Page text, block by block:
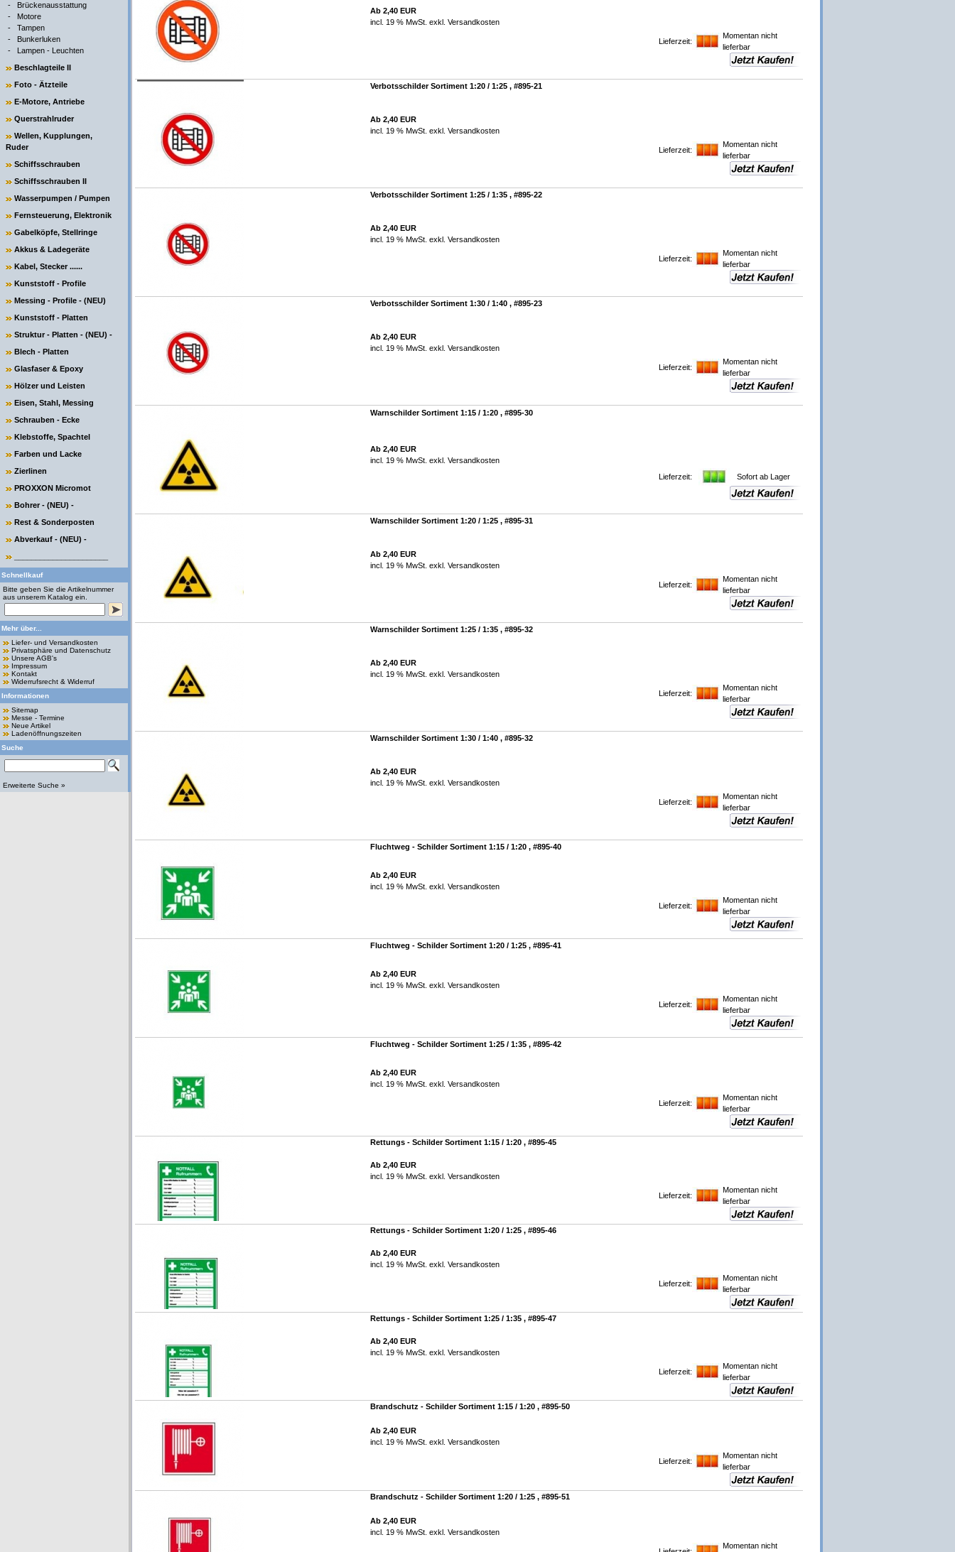
- Brückenausstattung
- Motore
- Tampen
- Bunkerluken
- Lampen - Leuchten
Beschlagteile II
Foto - Ätzteile
E-Motore, Antriebe
Querstrahlruder
Wellen, Kupplungen,
Ruder
Schiffsschrauben
Schiffsschrauben II
Wasserpumpen / Pumpen
Fernsteuerung, Elektronik
Gabelköpfe, Stellringe
Akkus & Ladegeräte
Kabel, Stecker ......
Kunststoff - Profile
Messing - Profile - (NEU)
Kunststoff - Platten
Struktur - Platten - (NEU) -
Blech - Platten
Glasfaser & Epoxy
Hölzer und Leisten
Eisen, Stahl, Messing
Schrauben - Ecke
Klebstoffe, Spachtel
Farben und Lacke
Zierlinen
PROXXON Micromot
Bohrer - (NEU) -
Rest & Sonderposten
Abverkauf - (NEU) -
Schnellkauf
Bitte geben Sie die Artikelnummer
aus unserem Katalog ein.
Mehr über...
Liefer- und Versandkosten
Privatsphäre und Datenschutz
Unsere AGB's
Impressum
Kontakt
Widerrufsrecht & Widerruf
Informationen
Sitemap
Messe - Termine
Neue Artikel
Ladenöffnungszeiten
Suche
Erweiterte Suche »
Ab 2,40 EUR
incl. 19 % MwSt. exkl. Versandkosten
Lieferzeit:
Momentan nicht
lieferbar
Verbotsschilder Sortiment 1:20 / 1:25 , #895-21
Ab 2,40 EUR
incl. 19 % MwSt. exkl. Versandkosten
Lieferzeit:
Momentan nicht
lieferbar
Verbotsschilder Sortiment 1:25 / 1:35 , #895-22
Ab 2,40 EUR
incl. 19 % MwSt. exkl. Versandkosten
Lieferzeit:
Momentan nicht
lieferbar
Verbotsschilder Sortiment 1:30 / 1:40 , #895-23
Ab 2,40 EUR
incl. 19 % MwSt. exkl. Versandkosten
Lieferzeit:
Momentan nicht
lieferbar
Warnschilder Sortiment 1:15 / 1:20 , #895-30
Ab 2,40 EUR
incl. 19 % MwSt. exkl. Versandkosten
Lieferzeit:
Sofort ab Lager
Warnschilder Sortiment 1:20 / 1:25 , #895-31
Ab 2,40 EUR
incl. 19 % MwSt. exkl. Versandkosten
Lieferzeit:
Momentan nicht
lieferbar
Warnschilder Sortiment 1:25 / 1:35 , #895-32
Ab 2,40 EUR
incl. 19 % MwSt. exkl. Versandkosten
Lieferzeit:
Momentan nicht
lieferbar
Warnschilder Sortiment 1:30 / 1:40 , #895-32
Ab 2,40 EUR
incl. 19 % MwSt. exkl. Versandkosten
Lieferzeit:
Momentan nicht
lieferbar
Fluchtweg - Schilder Sortiment 1:15 / 1:20 , #895-40
Ab 2,40 EUR
incl. 19 % MwSt. exkl. Versandkosten
Lieferzeit:
Momentan nicht
lieferbar
Fluchtweg - Schilder Sortiment 1:20 / 1:25 , #895-41
Ab 2,40 EUR
incl. 19 % MwSt. exkl. Versandkosten
Lieferzeit:
Momentan nicht
lieferbar
Fluchtweg - Schilder Sortiment 1:25 / 1:35 , #895-42
Ab 2,40 EUR
incl. 19 % MwSt. exkl. Versandkosten
Lieferzeit:
Momentan nicht
lieferbar
Rettungs - Schilder Sortiment 1:15 / 1:20 , #895-45
Ab 2,40 EUR
incl. 19 % MwSt. exkl. Versandkosten
Lieferzeit:
Momentan nicht
lieferbar
Rettungs - Schilder Sortiment 1:20 / 1:25 , #895-46
Ab 2,40 EUR
incl. 19 % MwSt. exkl. Versandkosten
Lieferzeit:
Momentan nicht
lieferbar
Rettungs - Schilder Sortiment 1:25 / 1:35 , #895-47
Ab 2,40 EUR
incl. 19 % MwSt. exkl. Versandkosten
Lieferzeit:
Momentan nicht
lieferbar
Brandschutz - Schilder Sortiment 1:15 / 1:20 , #895-50
Ab 2,40 EUR
incl. 19 % MwSt. exkl. Versandkosten
Lieferzeit:
Momentan nicht
lieferbar
Brandschutz - Schilder Sortiment 1:20 / 1:25 , #895-51
Ab 2,40 EUR
incl. 19 % MwSt. exkl. Versandkosten
Momentan nicht